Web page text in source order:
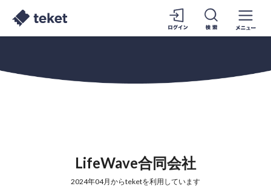
LifeWave合同会社
2024年04月からteketを利用しています